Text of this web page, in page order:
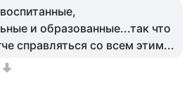
и образованные...так что
справляться со всем этим...